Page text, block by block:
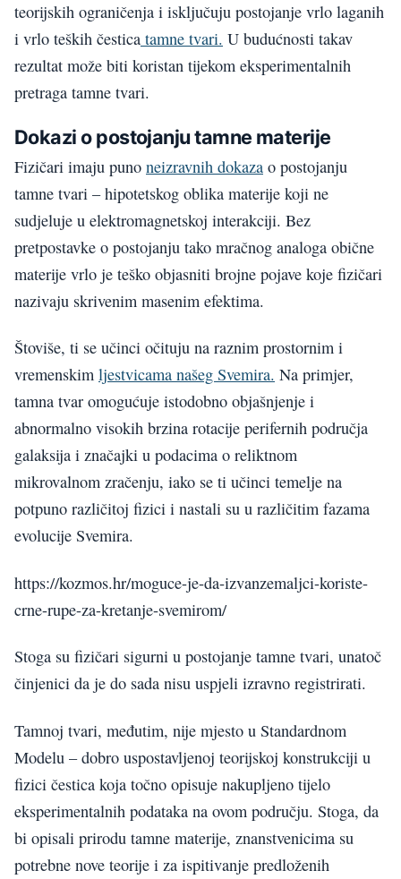
teorijskih ograničenja i isključuju postojanje vrlo laganih
i vrlo teških čestica tamne tvari. U budućnosti takav
rezultat može biti koristan tijekom eksperimentalnih
pretraga tamne tvari.
Dokazi o postojanju tamne materije
Fizičari imaju puno neizravnih dokaza o postojanju
tamne tvari – hipotetskog oblika materije koji ne
sudjeluje u elektromagnetskoj interakciji. Bez
pretpostavke o postojanju tako mračnog analoga obične
materije vrlo je teško objasniti brojne pojave koje fizičari
nazivaju skrivenim masenim efektima.
Štoviše, ti se učinci očituju na raznim prostornim i
vremenskim ljestvicama našeg Svemira. Na primjer,
tamna tvar omogućuje istodobno objašnjenje i
abnormalno visokih brzina rotacije perifernih područja
galaksija i značajki u podacima o reliktnom
mikrovalnom zračenju, iako se ti učinci temelje na
potpuno različitoj fizici i nastali su u različitim fazama
evolucije Svemira.
https://kozmos.hr/moguce-je-da-izvanzemaljci-koriste-
crne-rupe-za-kretanje-svemirom/
Stoga su fizičari sigurni u postojanje tamne tvari, unatoč
činjenici da je do sada nisu uspjeli izravno registrirati.
Tamnoj tvari, međutim, nije mjesto u Standardnom
Modelu – dobro uspostavljenoj teorijskoj konstrukciji u
fizici čestica koja točno opisuje nakupljeno tijelo
eksperimentalnih podataka na ovom području. Stoga, da
bi opisali prirodu tamne materije, znanstvenicima su
potrebne nove teorije i za ispitivanje predloženih